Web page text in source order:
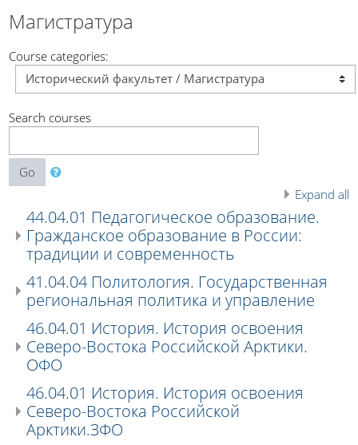
Магистратура
Course categories:
Search courses
Go
Expand all
44.04.01 Педагогическое образование.
Гражданское образование в России:
традиции и современность
41.04.04 Политология. Государственная
региональная политика и управление
46.04.01 История. История освоения
Северо-Востока Российской Арктики.
ОФО
46.04.01 История. История освоения
Северо-Востока Российской
Арктики.ЗФО